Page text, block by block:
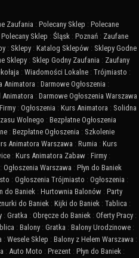
Zaufania : Polecany Sklep : Polecane
Polecany Sklep : Śląsk : Poznań : Zaufane
: Sklepy : Katalog Sklepów : Sklepy Godne
Sklepy : Sklep Godny Zaufania : Zaufany
: Wiadomości Lokalne : Trójmiasto :
Animatora : Darmowe Ogłoszenia :
Animatora : Darmowe Ogłoszenia Warszawa
: Ogłoszenia : Kurs Animatora : Solidna
Wolnego : Bezpłatne Ogłoszenia
: Bezpłatne Ogłoszenia : Szkolenie
Animatora Warszawa : Rumia : Kurs
: Kurs Animatora Zabaw : Firmy :
: Ogłoszenia Warszawa : Płyn do Baniek
: Ogłoszenia Trójmiasto : Ogłoszenia :
do Baniek : Hurtownia Balonów : Party
do Baniek : Kijki do Baniek : Tablica :
: Gratka : Obręcze do Baniek : Oferty Pracy :
: Balony : Gratka : Balony Urodzinowe :
: Wesele Sklep : Balony z Helem Warszawa :
: Auto Moto : Prezent : Płyn do Baniek :